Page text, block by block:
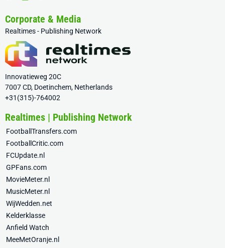
Corporate & Media
Realtimes - Publishing Network
Innovatieweg 20C
7007 CD, Doetinchem, Netherlands
+31(315)-764002
Realtimes | Publishing Network
FootballTransfers.com
FootballCritic.com
FCUpdate.nl
GPFans.com
MovieMeter.nl
MusicMeter.nl
WijWedden.net
Kelderklasse
Anfield Watch
MeeMetOranje.nl